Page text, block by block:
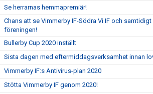
Se herrarnas hemmapremiär!
Chans att se Vimmerby IF-Södra Vi IF och
föreningen!
Bullerby Cup 2020 inställt
Sista dagen med eftermiddagsverksamhet innan
Vimmerby IF:s Antivirus-plan 2020
Stötta Vimmerby IF genom 2020!